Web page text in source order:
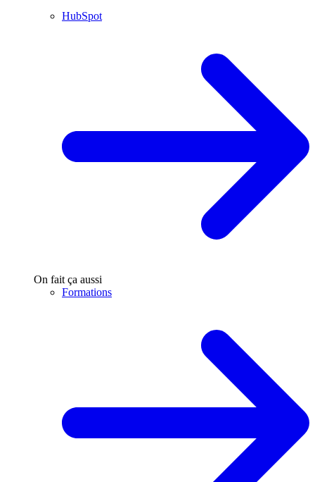
HubSpot
On fait ça aussi
Formations